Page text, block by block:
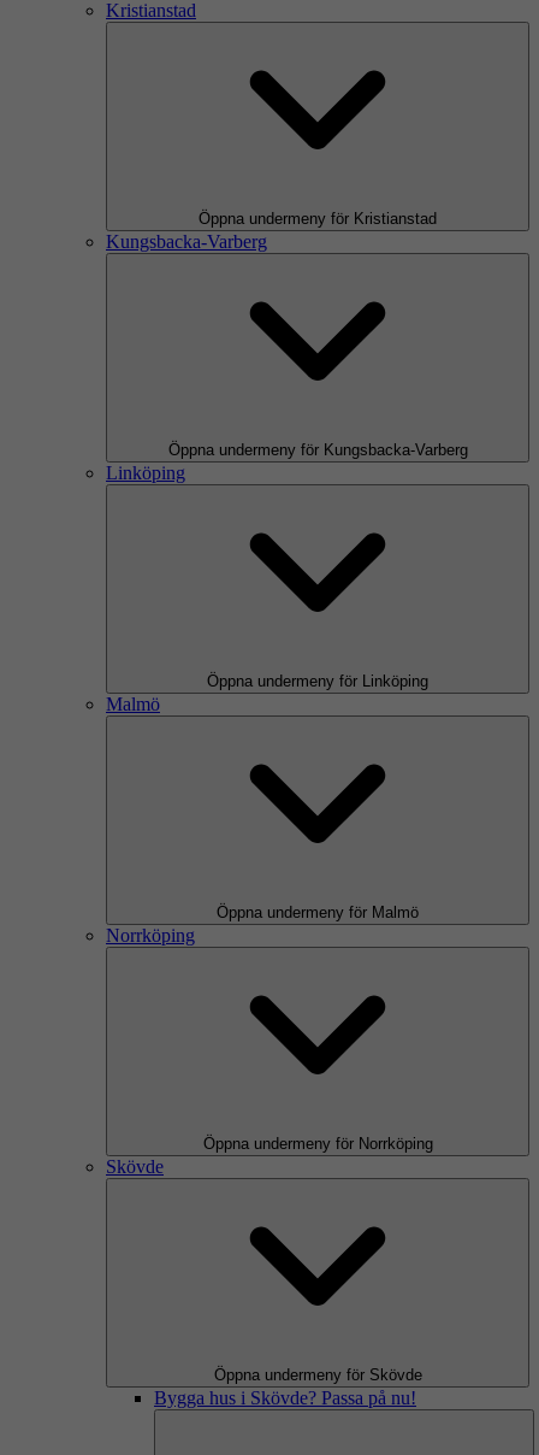
Kristianstad
Öppna undermeny för Kristianstad
Kungsbacka-Varberg
Öppna undermeny för Kungsbacka-Varberg
Linköping
Öppna undermeny för Linköping
Malmö
Öppna undermeny för Malmö
Norrköping
Öppna undermeny för Norrköping
Skövde
Öppna undermeny för Skövde
Bygga hus i Skövde? Passa på nu!